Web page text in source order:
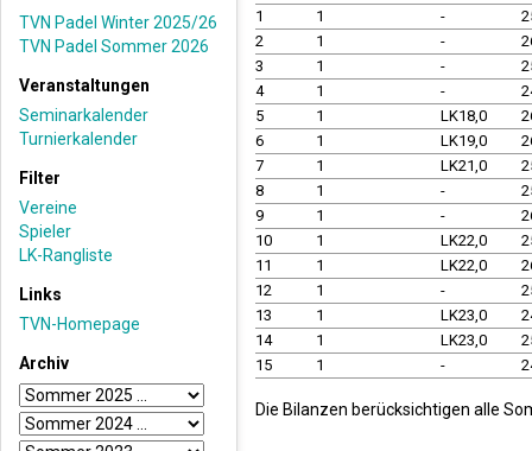
TVN Padel Winter 2025/26
TVN Padel Sommer 2026
Veranstaltungen
Seminarkalender
Turnierkalender
Filter
Vereine
Spieler
LK-Rangliste
Links
TVN-Homepage
Archiv
1 1 -
2
1 -
3
1 -
4
1 -
5
1 LK18,0
6
1 LK19,0
7
1 LK21,0
8
1 -
9
1 -
10
1 LK22,0
11
1 LK22,0
12
1 -
13
1 LK23,0
14
1 LK23,0
15
1 -
Die Bilanzen berücksichtigen alle